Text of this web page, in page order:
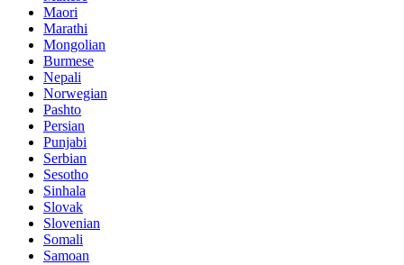
Maori
Marathi
Mongolian
Burmese
Nepali
Norwegian
Pashto
Persian
Punjabi
Serbian
Sesotho
Sinhala
Slovak
Slovenian
Somali
Samoan